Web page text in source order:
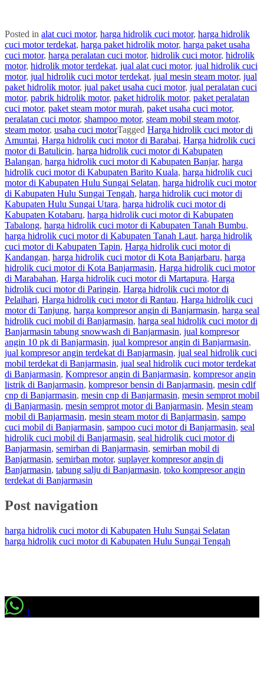
Posted in alat cuci motor, harga hidrolik cuci motor, harga hidrolik
cuci motor terdekat, harga paket hidrolik motor, harga paket usaha
cuci motor, harga peralatan cuci motor, hidrolik cuci motor, hidrolik
motor, hidrolik motor terdekat, jual alat cuci motor, jual hidrolik cuci
motor, jual hidrolik cuci motor terdekat, jual mesin steam motor, jual
paket hidrolik motor, jual paket usaha cuci motor, jual peralatan cuci
motor, pabrik hidrolik motor, paket hidrolik motor, paket peralatan
cuci motor, paket steam motor murah, paket usaha cuci motor,
peralatan cuci motor, shampoo motor, steam mobil steam motor,
steam motor, usaha cuci motorTagged Harga hidrolik cuci motor di
Amuntai, Harga hidrolik cuci motor di Barabai, Harga hidrolik cuci
motor di Batulicin, harga hidrolik cuci motor di Kabupaten
Balangan, harga hidrolik cuci motor di Kabupaten Banjar, harga
hidrolik cuci motor di Kabupaten Barito Kuala, harga hidrolik cuci
motor di Kabupaten Hulu Sungai Selatan, harga hidrolik cuci motor
di Kabupaten Hulu Sungai Tengah, harga hidrolik cuci motor di
Kabupaten Hulu Sungai Utara, harga hidrolik cuci motor di
Kabupaten Kotabaru, harga hidrolik cuci motor di Kabupaten
Tabalong, harga hidrolik cuci motor di Kabupaten Tanah Bumbu,
harga hidrolik cuci motor di Kabupaten Tanah Laut, harga hidrolik
cuci motor di Kabupaten Tapin, Harga hidrolik cuci motor di
Kandangan, harga hidrolik cuci motor di Kota Banjarbaru, harga
hidrolik cuci motor di Kota Banjarmasin, Harga hidrolik cuci motor
di Marabahan, Harga hidrolik cuci motor di Martapura, Harga
hidrolik cuci motor di Paringin, Harga hidrolik cuci motor di
Pelaihari, Harga hidrolik cuci motor di Rantau, Harga hidrolik cuci
motor di Tanjung, harga kompresor angin di Banjarmasin, harga seal
hidrolik cuci mobil di Banjarmasin, harga seal hidrolik cuci motor di
Banjarmasin tabung snowwash di Banjarmasin, jual kompresor
angin 10 pk di Banjarmasin, jual kompresor angin di Banjarmasin,
jual kompresor angin terdekat di Banjarmasin, jual seal hidrolik cuci
mobil terdekat di Banjarmasin, jual seal hidrolik cuci motor terdekat
di Banjarmasin, Kompresor angin di Banjarmasin, kompresor angin
listrik di Banjarmasin, kompresor bensin di Banjarmasin, mesin cdlf
cnp di Banjarmasin, mesin cnp di Banjarmasin, mesin semprot mobil
di Banjarmasin, mesin semprot motor di Banjarmasin, Mesin steam
mobil di Banjarmasin, mesin steam motor di Banjarmasin, sampo
cuci mobil di Banjarmasin, sampoo cuci motor di Banjarmasin, seal
hidrolik cuci mobil di Banjarmasin, seal hidrolik cuci motor di
Banjarmasin, semirban di Banjarmasin, semirban mobil di
Banjarmasin, semirban motor, suplayer kompresor angin di
Banjarmasin, tabung salju di Banjarmasin, toko kompresor angin
terdekat di Banjarmasin
Post navigation
harga hidrolik cuci motor di Kabupaten Hulu Sungai Selatan
harga hidrolik cuci motor di Kabupaten Hulu Sungai Tengah
1